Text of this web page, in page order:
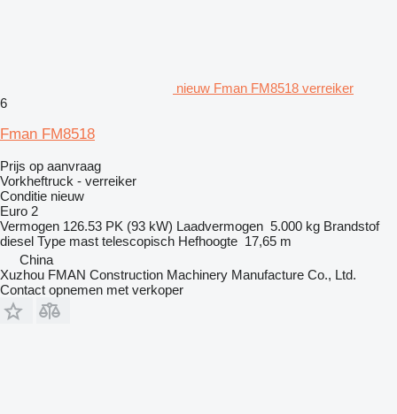
nieuw Fman FM8518 verreiker
6
Fman FM8518
Prijs op aanvraag
Vorkheftruck - verreiker
Conditie nieuw
Euro 2
Vermogen 126.53 PK (93 kW) Laadvermogen 5.000 kg Brandstof
diesel Type mast telescopisch Hefhoogte 17,65 m
China
Xuzhou FMAN Construction Machinery Manufacture Co., Ltd.
Contact opnemen met verkoper